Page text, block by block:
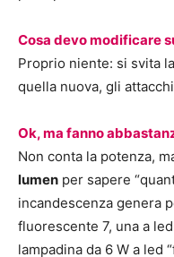
Cosa devo modificare
Proprio niente: si svita
quella nuova, gli
Ok, ma fanno
Non conta la potenza,
lumen per sapere
incandescenza genera
fluorescente 7, una a
lampadina da 6 W a led